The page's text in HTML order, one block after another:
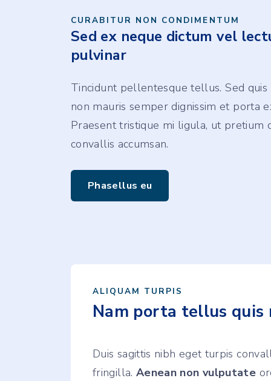
CURABITUR NON CONDIMENTUM
Sed ex neque dictum vel
pulvinar
Tincidunt pellentesque tellus. Sed quis
non mauris semper dignissim et porta
Praesent tristique mi ligula, ut pretium
convallis accumsan.
Phasellus eu
ALIQUAM TURPIS
Nam porta tellus
Duis sagittis nibh eget turpis
fringilla. Aenean non vulputate